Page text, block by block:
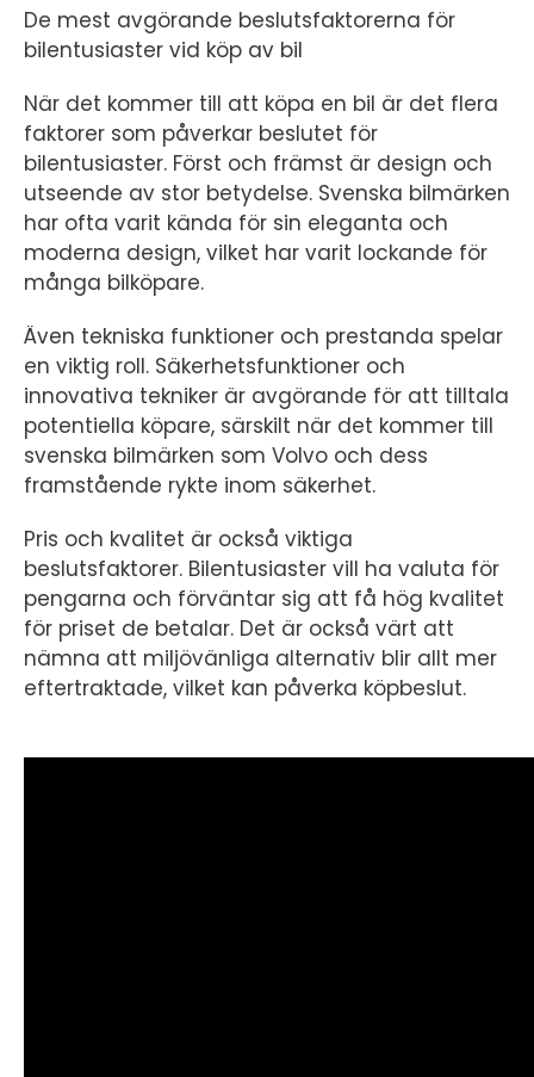
De mest avgörande beslutsfaktorerna för
bilentusiaster vid köp av bil
När det kommer till att köpa en bil är det flera
faktorer som påverkar beslutet för
bilentusiaster. Först och främst är design och
utseende av stor betydelse. Svenska bilmärken
har ofta varit kända för sin eleganta och
moderna design, vilket har varit lockande för
många bilköpare.
Även tekniska funktioner och prestanda spelar
en viktig roll. Säkerhetsfunktioner och
innovativa tekniker är avgörande för att tilltala
potentiella köpare, särskilt när det kommer till
svenska bilmärken som Volvo och dess
framstående rykte inom säkerhet.
Pris och kvalitet är också viktiga
beslutsfaktorer. Bilentusiaster vill ha valuta för
pengarna och förväntar sig att få hög kvalitet
för priset de betalar. Det är också värt att
nämna att miljövänliga alternativ blir allt mer
eftertraktade, vilket kan påverka köpbeslut.